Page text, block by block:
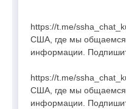
https://t.me/
США, где мы общаемся
информации.
https://t.me/
США, где мы общаемся
информации.